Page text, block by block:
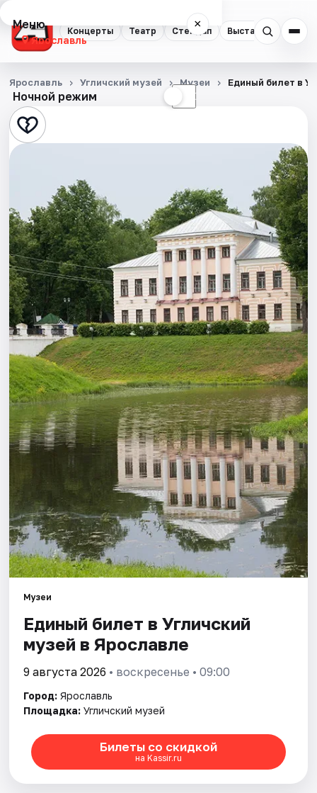
Концерты Театр Стендап Выставки
Меню ×
Ярославль
Концерты
Театр
Стендап
Квесты
Экскурсии
События
Города
Площадки
Артисты
Рейтинги
Ночной режим ☾
Ярославль Угличский музей Музеи Единый билет в
Музеи
Единый билет в Угличский
музей в Ярославле
9 августа 2026 • воскресенье • 09:00
Город: Ярославль
Площадка: Угличский музей
Билеты со скидкой
на Kassir.ru